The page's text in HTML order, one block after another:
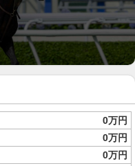
0万円
0万円
0万円